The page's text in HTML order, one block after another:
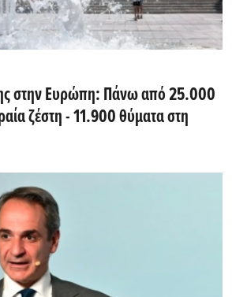
στην Ευρώπη: Πάνω από 25.000
ζέστη - 11.900 θύματα στη